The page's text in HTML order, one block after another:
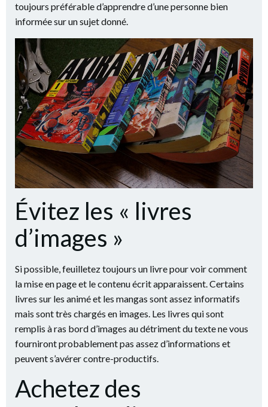
toujours préférable d’apprendre d’une personne bien
informée sur un sujet donné.
Évitez les « livres
d’images »
Si possible, feuilletez toujours un livre pour voir comment
la mise en page et le contenu écrit apparaissent. Certains
livres sur les animé et les mangas sont assez informatifs
mais sont très chargés en images. Les livres qui sont
remplis à ras bord d’images au détriment du texte ne vous
fourniront probablement pas assez d’informations et
peuvent s’avérer contre-productifs.
Achetez des